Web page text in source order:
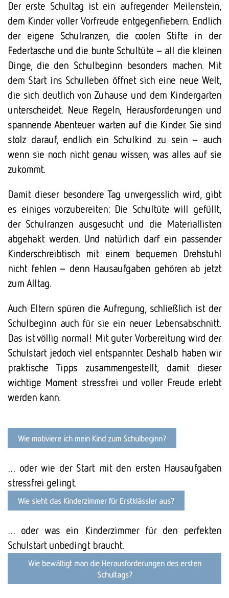
Der erste Schultag ist ein aufregender Meilenstein,
dem Kinder voller Vorfreude entgegenfiebern. Endlich
der eigene Schulranzen, die coolen Stifte in der
Federtasche und die bunte Schultüte – all die kleinen
Dinge, die den Schulbeginn besonders machen. Mit
dem Start ins Schulleben öffnet sich eine neue Welt,
die sich deutlich von Zuhause und dem Kindergarten
unterscheidet. Neue Regeln, Herausforderungen und
spannende Abenteuer warten auf die Kinder. Sie sind
stolz darauf, endlich ein Schulkind zu sein – auch
wenn sie noch nicht genau wissen, was alles auf sie
zukommt.
Damit dieser besondere Tag unvergesslich wird, gibt
es einiges vorzubereiten: Die Schultüte will gefüllt,
der Schulranzen ausgesucht und die Materiallisten
abgehakt werden. Und natürlich darf ein passender
Kinderschreibtisch mit einem bequemen Drehstuhl
nicht fehlen – denn Hausaufgaben gehören ab jetzt
zum Alltag.
Auch Eltern spüren die Aufregung, schließlich ist der
Schulbeginn auch für sie ein neuer Lebensabschnitt.
Das ist völlig normal! Mit guter Vorbereitung wird der
Schulstart jedoch viel entspannter. Deshalb haben wir
praktische Tipps zusammengestellt, damit dieser
wichtige Moment stressfrei und voller Freude erlebt
werden kann.
Wie motiviere ich mein Kind zum Schul­beginn?
… oder wie der Start mit den ersten Hausaufgaben
stressfrei gelingt.
Wie sieht das Kinder­zimmer für Erst­klässler aus?
… oder was ein Kinderzimmer für den perfekten
Schulstart unbedingt braucht.
Wie bewältigt man die Her­aus­for­derungen des ersten
Schul­tags?